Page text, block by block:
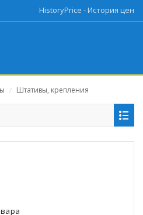
HistoryPrice - История цен
/ Штативы, крепления